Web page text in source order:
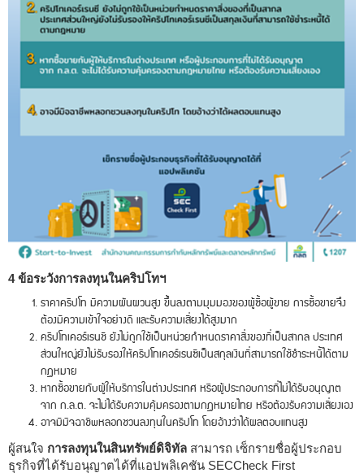
4 ข้อระวังการลงทุนในคริปโทฯ
ราคาคริปโท มีความผันผวนสูง ขึ้นลงตามมุมมองของผู้ซื้อผู้ขาย การซื้อขายจึง
ต้องมีความเข้าใจอย่างดี และรับความเสี่ยงได้สูงมาก
คริปโทเคอร์เรนชี ยังไม่ถูกใช้เป็นหน่วยกำหนดราคาสิ่งของที่เป็นสากล ประเทศ
ส่วนใหญ่ยังไม่รับรองให้คริปโทเคอร์เรนซีเป็นสกุลเงินที่สามารถใช้ชำระหนี้ได้ตาม
กฎหมาย
หากซื้อขายกับผู้ให้บริการในต่างประเทศ หรือผู้ประกอบการที่ไม่ได้รับอนุญาต
จาก ก.ล.ต. จะไม่ได้รับความคุ้มครองตามกฎหมายไทย หรือต้องรับความเสี่ยงเอง
อาจมีมิจฉาชีพหลอกชวนลงทุนในคริปโท โดยอ้างว่าได้ผลตอบแทนสูง
ผู้สนใจ การลงทุนในสินทรัพย์ดิจิทัล สามารถ เซ็กรายชื่อผู้ประกอบ
ธุรกิจที่ได้รับอนุญาตได้ที่แอปพลิเคชัน SECCheck First